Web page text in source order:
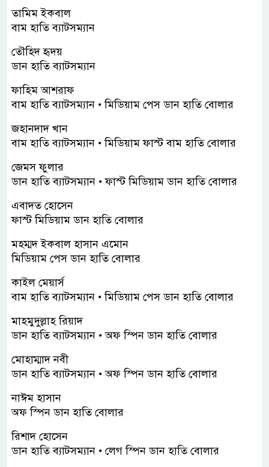
তামিম ইকবাল
বাম হাতি ব্যাটসম্যান
তৌহিদ হৃদয়
ডান হাতি ব্যাটসম্যান
ফাহিম আশরাফ
বাম হাতি ব্যাটসম্যান • মিডিয়াম পেস ডান হাতি বোলার
জহানদাদ খান
বাম হাতি ব্যাটসম্যান • মিডিয়াম ফাস্ট বাম হাতি বোলার
জেমস ফুলার
ডান হাতি ব্যাটসম্যান • ফাস্ট মিডিয়াম ডান হাতি বোলার
এবাদত হোসেন
ফাস্ট মিডিয়াম ডান হাতি বোলার
মহম্মদ ইকবাল হাসান এমোন
মিডিয়াম পেস ডান হাতি বোলার
কাইল মেয়ার্স
বাম হাতি ব্যাটসম্যান • মিডিয়াম পেস ডান হাতি বোলার
মাহমুদুল্লাহ রিয়াদ
ডান হাতি ব্যাটসম্যান • অফ স্পিন ডান হাতি বোলার
মোহাম্মাদ নবী
ডান হাতি ব্যাটসম্যান • অফ স্পিন ডান হাতি বোলার
নাঈম হাসান
অফ স্পিন ডান হাতি বোলার
রিশাদ হোসেন
ডান হাতি ব্যাটসম্যান • লেগ স্পিন ডান হাতি বোলার